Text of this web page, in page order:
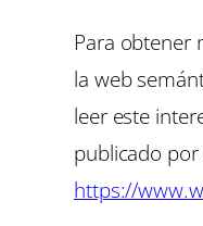
Para obtener
la web
leer este
publicado por
https://